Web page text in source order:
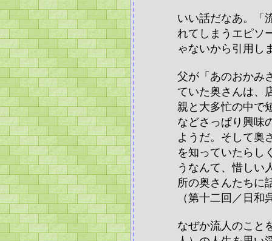
いい話だなあ。「
れてしまうエピソ
ゃないから引用し
父が「あのおかみ
ていた奥さんは、
親と大多忙の中で
などさっぱり興味
ようだ。そして奥
を知っていたらし
うなんて、惜しい
所の奥さんたちに
（第十二回／日
なぜか流人のこと